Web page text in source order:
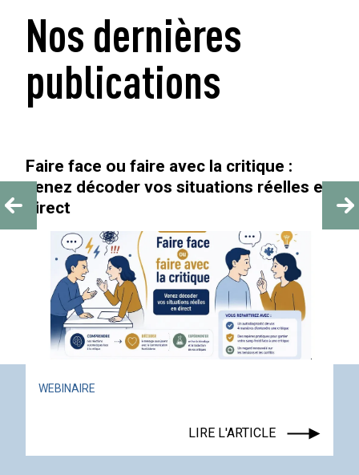
Nos dernières
publications
« Au-delà des paillettes »
ACTUALITÉ ÉVÉNEMENT